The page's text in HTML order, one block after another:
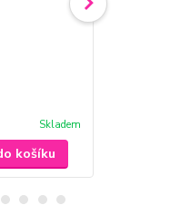
Skladem
košíku